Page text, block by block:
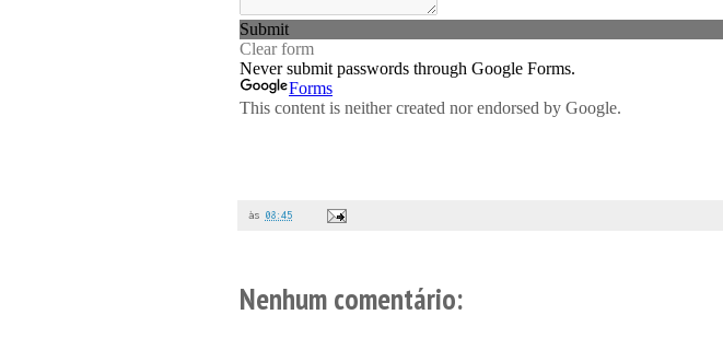
às 08:45
Nenhum comentário: